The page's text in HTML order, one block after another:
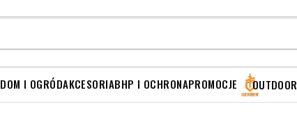
DOM I OGRÓDAKCESORIABHP I OCHRONAPROMOCJE OUTDOOR